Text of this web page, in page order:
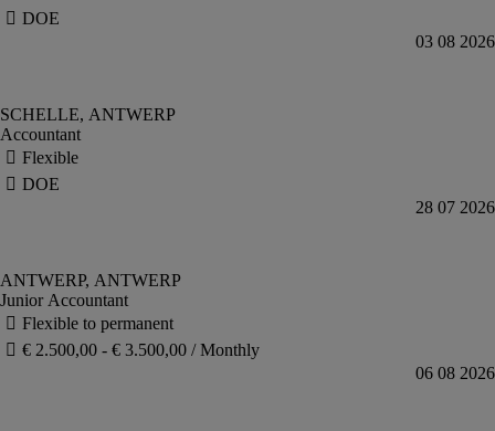
Accountant
Junior Accountant